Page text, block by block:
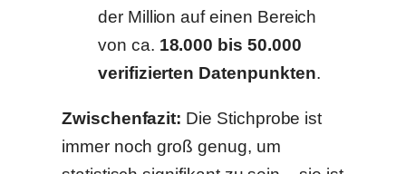
der Million auf einen Bereich
von ca. 18.000 bis 50.000
verifizierten Datenpunkten.
Zwischenfazit: Die Stichprobe ist
immer noch groß genug, um